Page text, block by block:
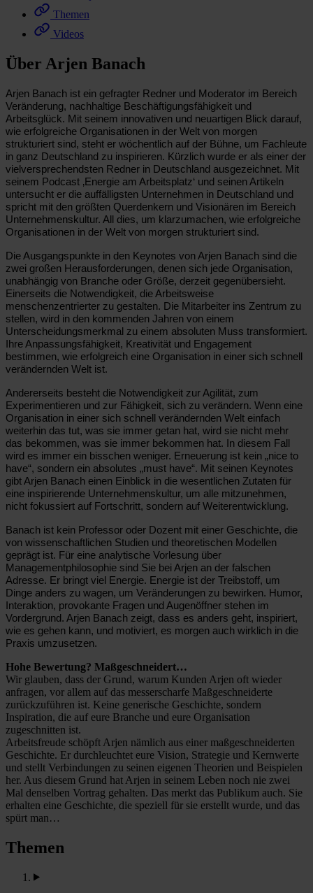
Themen
Videos
Über Arjen Banach
Arjen Banach ist ein gefragter Redner und Moderator im Bereich
Veränderung, nachhaltige Beschäftigungsfähigkeit und
Arbeitsglück. Mit seinem innovativen und neuartigen Blick darauf,
wie erfolgreiche Organisationen in der Welt von morgen
strukturiert sind, steht er wöchentlich auf der Bühne, um Fachleute
in ganz Deutschland zu inspirieren. Kürzlich wurde er als einer der
vielversprechendsten Redner in Deutschland ausgezeichnet. Mit
seinem Podcast ‚Energie am Arbeitsplatz‘ und seinen Artikeln
untersucht er die auffälligsten Unternehmen in Deutschland und
spricht mit den größten Querdenkern und Visionären im Bereich
Unternehmenskultur. All dies, um klarzumachen, wie erfolgreiche
Organisationen in der Welt von morgen strukturiert sind.
Die Ausgangspunkte in den Keynotes von Arjen Banach sind die
zwei großen Herausforderungen, denen sich jede Organisation,
unabhängig von Branche oder Größe, derzeit gegenübersieht.
Einerseits die Notwendigkeit, die Arbeitsweise
menschenzentrierter zu gestalten. Die Mitarbeiter ins Zentrum zu
stellen, wird in den kommenden Jahren von einem
Unterscheidungsmerkmal zu einem absoluten Muss transformiert.
Ihre Anpassungsfähigkeit, Kreativität und Engagement
bestimmen, wie erfolgreich eine Organisation in einer sich schnell
verändernden Welt ist.
Andererseits besteht die Notwendigkeit zur Agilität, zum
Experimentieren und zur Fähigkeit, sich zu verändern. Wenn eine
Organisation in einer sich schnell verändernden Welt einfach
weiterhin das tut, was sie immer getan hat, wird sie nicht mehr
das bekommen, was sie immer bekommen hat. In diesem Fall
wird es immer ein bisschen weniger. Erneuerung ist kein „nice to
have“, sondern ein absolutes „must have“. Mit seinen Keynotes
gibt Arjen Banach einen Einblick in die wesentlichen Zutaten für
eine inspirierende Unternehmenskultur, um alle mitzunehmen,
nicht fokussiert auf Fortschritt, sondern auf Weiterentwicklung.
Banach ist kein Professor oder Dozent mit einer Geschichte, die
von wissenschaftlichen Studien und theoretischen Modellen
geprägt ist. Für eine analytische Vorlesung über
Managementphilosophie sind Sie bei Arjen an der falschen
Adresse. Er bringt viel Energie. Energie ist der Treibstoff, um
Dinge anders zu wagen, um Veränderungen zu bewirken. Humor,
Interaktion, provokante Fragen und Augenöffner stehen im
Vordergrund. Arjen Banach zeigt, dass es anders geht, inspiriert,
wie es gehen kann, und motiviert, es morgen auch wirklich in die
Praxis umzusetzen.
Hohe Bewertung? Maßgeschneidert…
Wir glauben, dass der Grund, warum Kunden Arjen oft wieder
anfragen, vor allem auf das messerscharfe Maßgeschneiderte
zurückzuführen ist. Keine generische Geschichte, sondern
Inspiration, die auf eure Branche und eure Organisation
zugeschnitten ist.
Arbeitsfreude schöpft Arjen nämlich aus einer maßgeschneiderten
Geschichte. Er durchleuchtet eure Vision, Strategie und Kernwerte
und stellt Verbindungen zu seinen eigenen Theorien und Beispielen
her. Aus diesem Grund hat Arjen in seinem Leben noch nie zwei
Mal denselben Vortrag gehalten. Das merkt das Publikum auch. Sie
erhalten eine Geschichte, die speziell für sie erstellt wurde, und das
spürt man…
Themen